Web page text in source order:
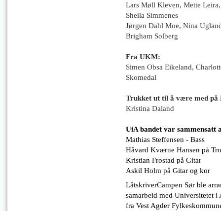
Lars Møll Kleven, Mette
Sheila Simmenes
Jørgen Dahl Moe, Nina
Brigham Solberg
Fra UKM:
Simen Obsa Eikeland,
Skomedal
Trukket ut til å være med
Kristina Daland
UiA bandet var sammensatt
Mathias Steffensen - Bass
Håvard Kværne Hansen på
Kristian Frostad på Gitar
Askil Holm på Gitar og kor
LåtskriverCampen Sør ble
samarbeid med Universitetet i
fra Vest Agder